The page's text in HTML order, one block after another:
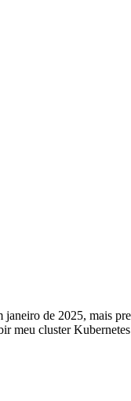
de 2025, mais
meu cluster